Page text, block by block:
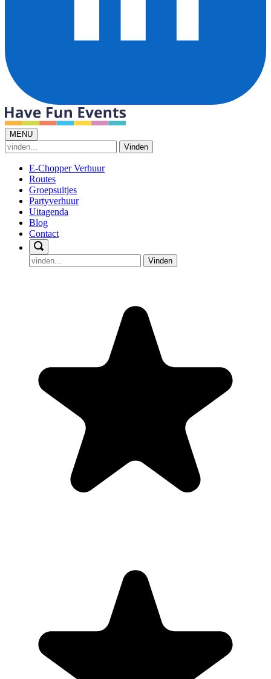
MENU
Vinden
E-Chopper Verhuur
Routes
Groepsuitjes
Partyverhuur
Uitagenda
Blog
Contact
Vinden